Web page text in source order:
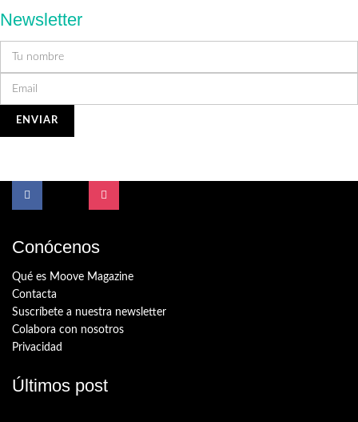
Newsletter
Conócenos
Qué es Moove Magazine
Contacta
Suscríbete a nuestra newsletter
Colabora con nosotros
Privacidad
Últimos post